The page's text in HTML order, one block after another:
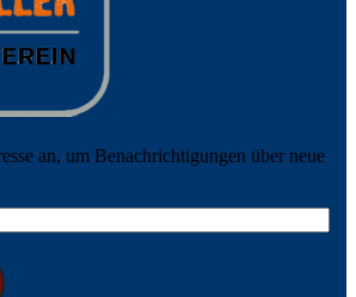
an, um Benachrichtigungen über neue